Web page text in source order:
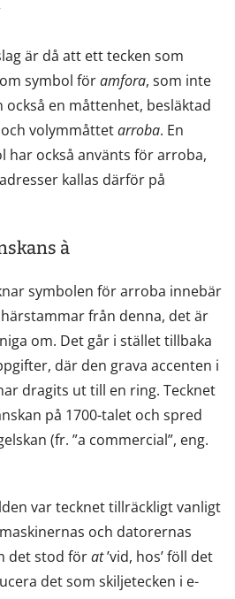
är då att ett tecken som
symbol föramfora, som inte
också en måttenhet, besläktad
volymmåttetarroba. En
har också använts för arroba,
kallas därför på
à
symbolen för arroba innebär
från denna, det är
om. Det går i stället tillbaka
där den grava accenten i
dragits ut till en ring. Tecknet
på 1700-talet och spred
(fr. ”a commercial”, eng.
var tecknet tillräckligt vanligt
och datorernas
det stod förat’vid, hos’ föll det
det som skiljetecken i e-